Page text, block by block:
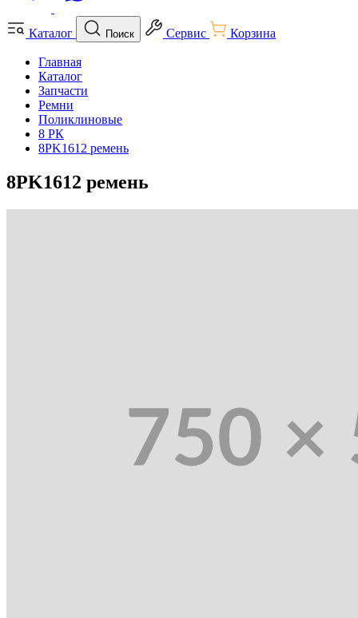
Каталог Поиск Сервис Корзина
Главная
Каталог
Запчасти
Ремни
Поликлиновые
8 РК
8PK1612 ремень
8PK1612 ремень